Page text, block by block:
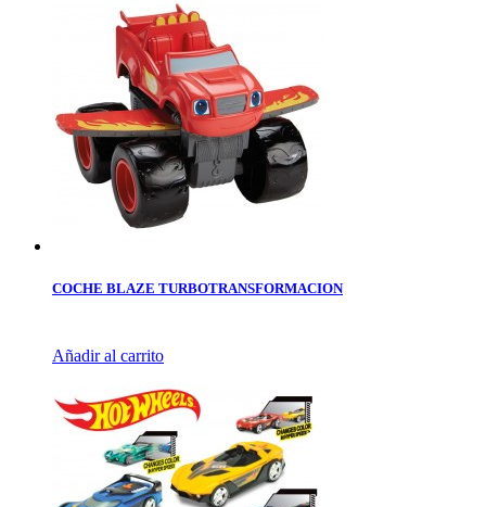
COCHE BLAZE TURBOTRANSFORMACION
Añadir al carrito